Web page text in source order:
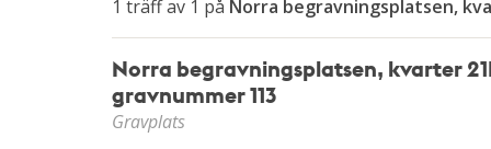
1 träff av 1 på Norra begravningsplatsen,
Norra begravningsplatsen, kvarter
gravnummer 113
Gravplats